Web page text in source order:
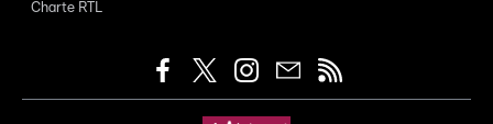
Charte RTL